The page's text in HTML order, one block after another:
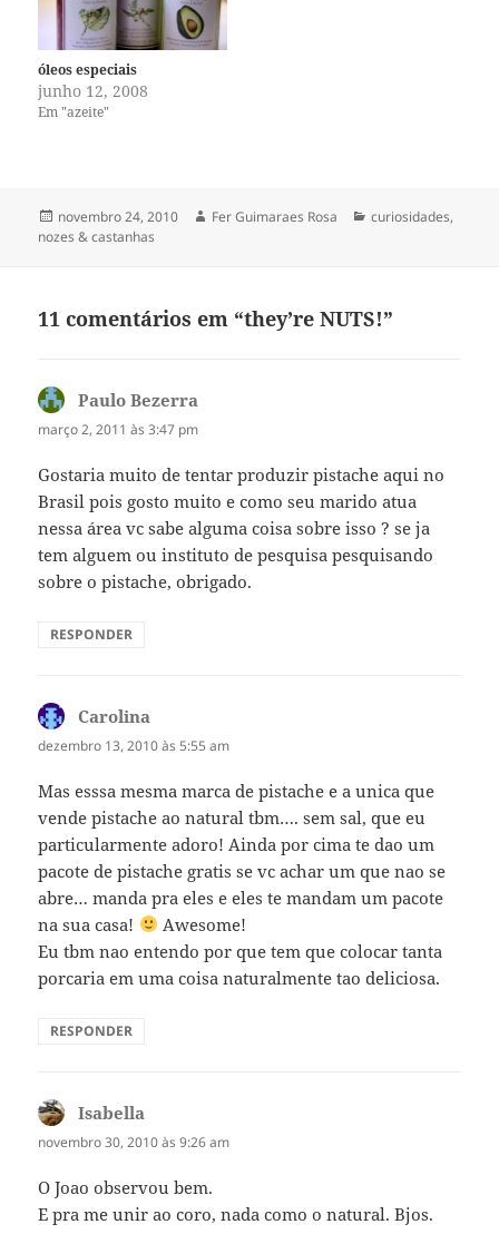
óleos especiais
junho 12, 2008
Em "azeite"
Publicado
em
novembro 24, 2010 Autor
Fer Guimaraes Rosa Categorias
curiosidades,
nozes & castanhas
11 comentários em “they’re NUTS!”
Paulo Bezerra
março 2, 2011 às 3:47 pm
Gostaria muito de tentar produzir pistache aqui no
Brasil pois gosto muito e como seu marido atua
nessa área vc sabe alguma coisa sobre isso ? se ja
tem alguem ou instituto de pesquisa pesquisando
sobre o pistache, obrigado.
RESPONDER
Carolina
dezembro 13, 2010 às 5:55 am
Mas esssa mesma marca de pistache e a unica que
vende pistache ao natural tbm…. sem sal, que eu
particularmente adoro! Ainda por cima te dao um
pacote de pistache gratis se vc achar um que nao se
abre… manda pra eles e eles te mandam um pacote
na sua casa!
Awesome!
Eu tbm nao entendo por que tem que colocar tanta
porcaria em uma coisa naturalmente tao deliciosa.
RESPONDER
Isabella
novembro 30, 2010 às 9:26 am
O Joao observou bem.
E pra me unir ao coro, nada como o natural. Bjos.